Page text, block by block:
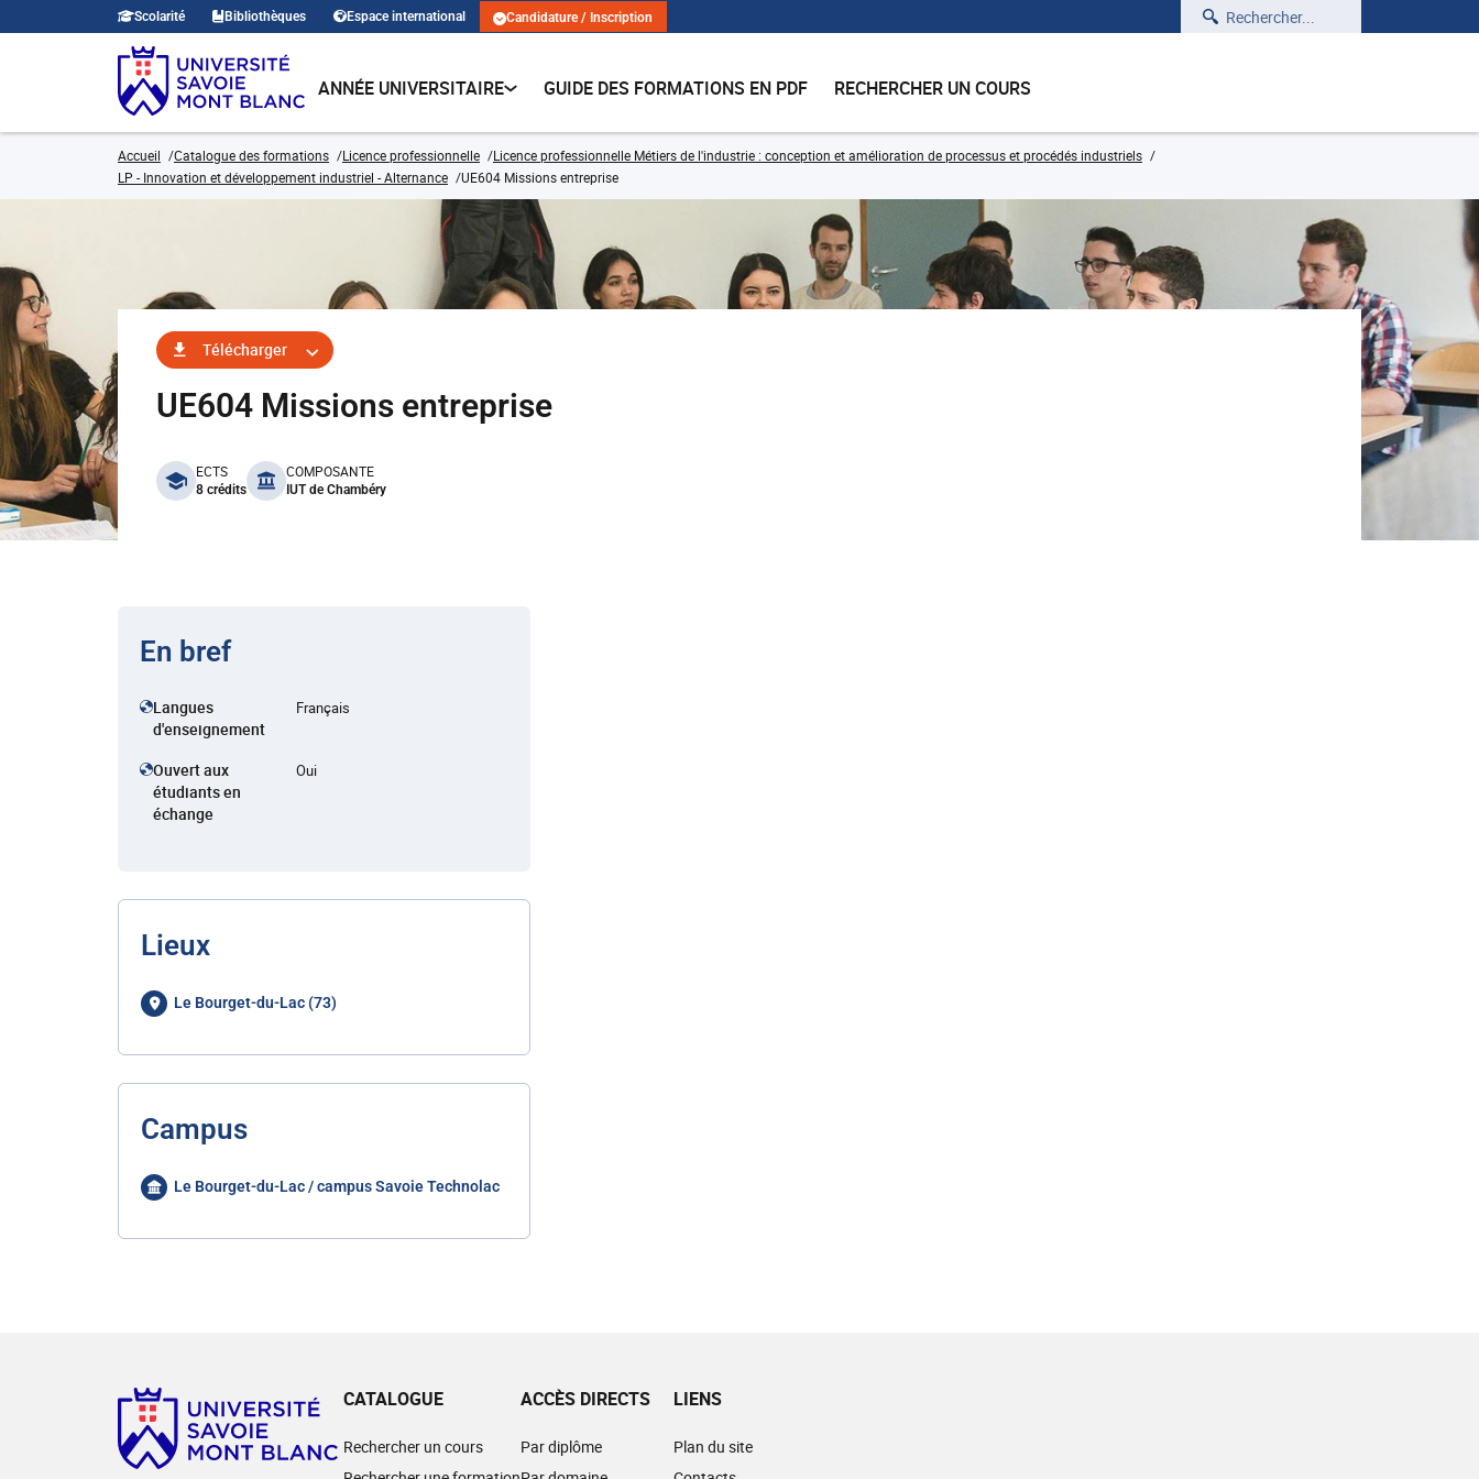
Scolarité Bibliothèques Espace international Candidature / Inscription Rechercher
ANNÉE UNIVERSITAIRE GUIDE DES FORMATIONS EN PDF RECHERCHER UN COURS
Accueil Catalogue des formations Licence professionnelle
Licence professionnelle Métiers de l'industrie : conception et amélioration de processus et procédés industriels
LP - Innovation et développement industriel - Alternance
UE604 Missions entreprise
Télécharger
UE604 Missions entreprise
benefits
ECTS
8 crédits
COMPOSANTE
IUT de Chambéry
En bref
Langues
d'enseignement
Français
Ouvert aux
étudiants en
échange
Oui
Lieux
Le Bourget-du-Lac (73)
Campus
Le Bourget-du-Lac / campus Savoie Technolac
CATALOGUE
Rechercher un cours
ACCÈS DIRECTS
Par diplôme
LIENS
Plan du site